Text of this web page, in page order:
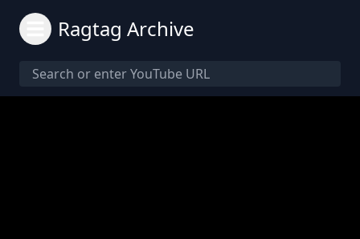
Ragtag Archive